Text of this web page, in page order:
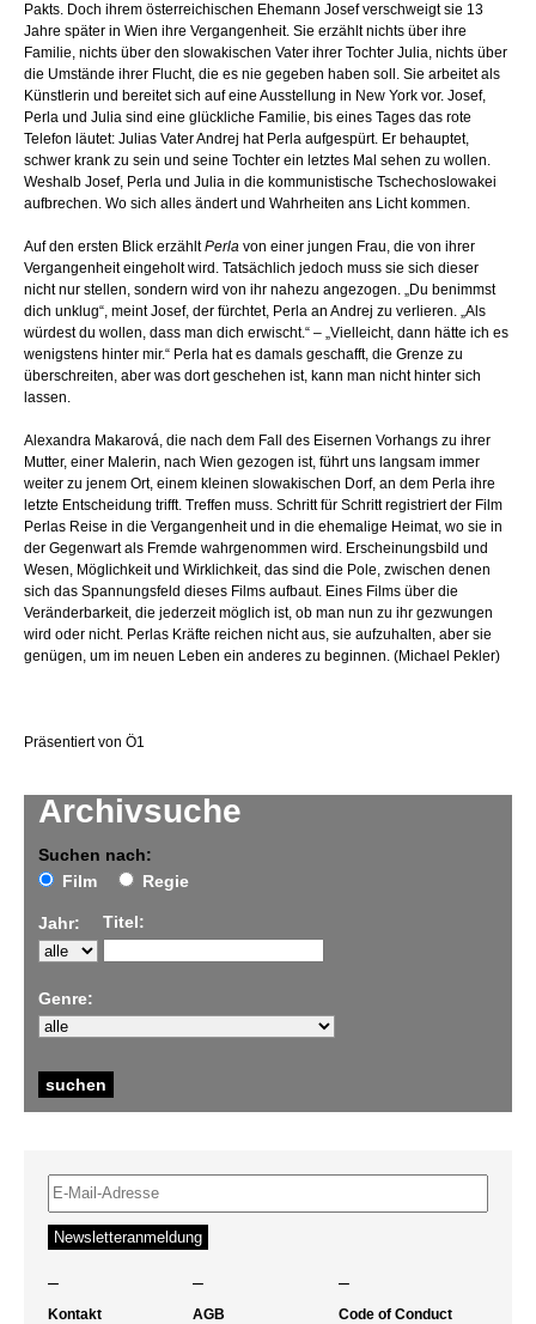
Archivsuche
Suchen nach:
Film
Regie
Jahr: Titel:
Genre:
Pakts. Doch ihrem österreichischen Ehemann Josef verschweigt sie 13
Jahre später in Wien ihre Vergangenheit. Sie erzählt nichts über ihre
Familie, nichts über den slowakischen Vater ihrer Tochter Julia, nichts über
die Umstände ihrer Flucht, die es nie gegeben haben soll. Sie arbeitet als
Künstlerin und bereitet sich auf eine Ausstellung in New York vor. Josef,
Perla und Julia sind eine glückliche Familie, bis eines Tages das rote
Telefon läutet: Julias Vater Andrej hat Perla aufgespürt. Er behauptet,
schwer krank zu sein und seine Tochter ein letztes Mal sehen zu wollen.
Weshalb Josef, Perla und Julia in die kommunistische Tschechoslowakei
aufbrechen. Wo sich alles ändert und Wahrheiten ans Licht kommen.
Auf den ersten Blick erzähltPerla von einer jungen Frau, die von ihrer
Vergangenheit eingeholt wird. Tatsächlich jedoch muss sie sich dieser
nicht nur stellen, sondern wird von ihr nahezu angezogen. „Du benimmst
dich unklug“, meint Josef, der fürchtet, Perla an Andrej zu verlieren. „Als
würdest du wollen, dass man dich erwischt.“ – „Vielleicht, dann hätte ich es
wenigstens hinter mir.“ Perla hat es damals geschafft, die Grenze zu
überschreiten, aber was dort geschehen ist, kann man nicht hinter sich
lassen.
Alexandra Makarová, die nach dem Fall des Eisernen Vorhangs zu ihrer
Mutter, einer Malerin, nach Wien gezogen ist, führt uns langsam immer
weiter zu jenem Ort, einem kleinen slowakischen Dorf, an dem Perla ihre
letzte Entscheidung trifft. Treffen muss. Schritt für Schritt registriert der Film
Perlas Reise in die Vergangenheit und in die ehemalige Heimat, wo sie in
der Gegenwart als Fremde wahrgenommen wird. Erscheinungsbild und
Wesen, Möglichkeit und Wirklichkeit, das sind die Pole, zwischen denen
sich das Spannungsfeld dieses Films aufbaut. Eines Films über die
Veränderbarkeit, die jederzeit möglich ist, ob man nun zu ihr gezwungen
wird oder nicht. Perlas Kräfte reichen nicht aus, sie aufzuhalten, aber sie
genügen, um im neuen Leben ein anderes zu beginnen. (Michael Pekler)
Präsentiert von Ö1
– – –
Kontakt AGB Code of Conduct